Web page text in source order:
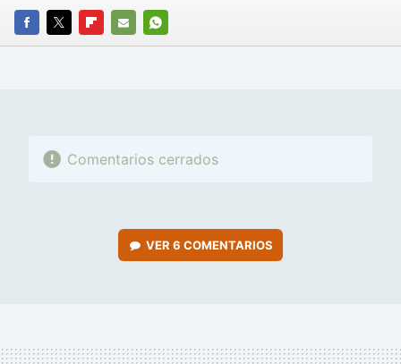
FACEBOOK
TWITTERFLIPBOARD
E-
WHATSAPP
Comentarios cerrados
VER 6 COMENTARIOS